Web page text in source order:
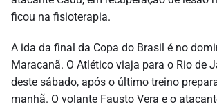
ficou na fisioterapia.
A ida da final da Copa do Brasil é no
Maracanã. O Atlético viaja para o Rio de
deste sábado, após o último treino
manhã. O volante Fausto Vera e o